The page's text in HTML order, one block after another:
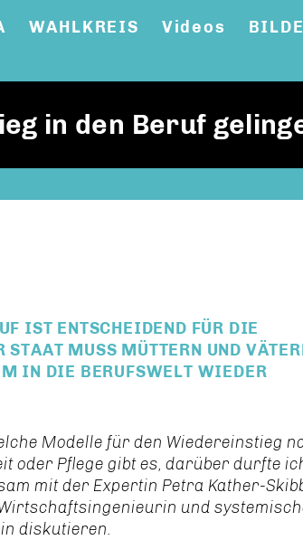
WAHLKREIS Videos
in den Beruf
IST ENTSCHEIDEND FÜR DIE
MUSS MÜTTERN UND
IN DIE BERUFSWELT WIEDER
Modelle für den Wiedereinstieg
oder Pflege gibt es, darüber durfte
mit der Expertin Petra Kather-
und
diskutieren.